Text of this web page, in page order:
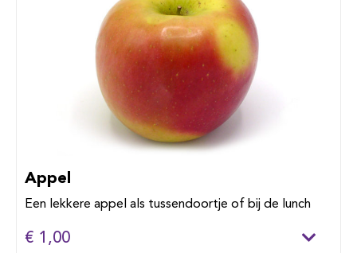
Appel
Een lekkere appel als tussendoortje of bij de lunch
€ 1,00